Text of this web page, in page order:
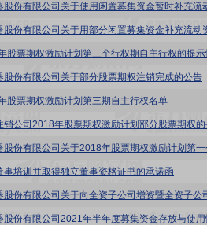
股份有限公司关于使用闲置募集资金暂时补充流
股份有限公司关于用部分闲置募集资金补充流动
股票期权激励计划第三个行权期自主行权的提
股份有限公司关于部分股票期权注销完成的公告
股票期权激励计划第三期自主行权名单
销公司2018年股票期权激励计划部分股票期权
培训并取得独立董事资格证书的承诺函
股份有限公司关于向全资子公司增资暨全资子公
股份有限公司2021年半年度募集资金存放与使